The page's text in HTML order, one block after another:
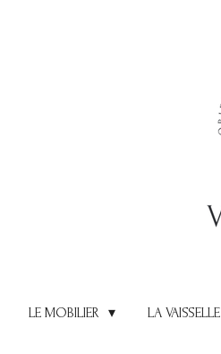
LE MOBILIER LA VAISSELLE